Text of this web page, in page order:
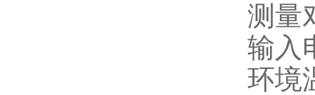
测量
输入
环境